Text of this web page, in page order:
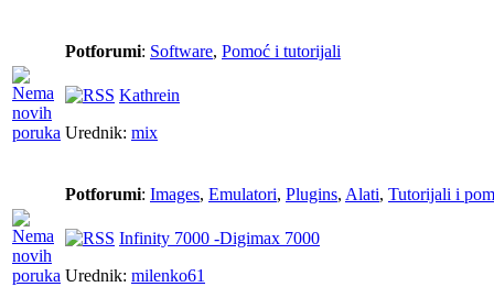
Potforumi: Software, Pomoć i tutorijali
Kathrein
Urednik: mix
Potforumi: Images, Emulatori, Plugins, Alati, Tutorijali i
Infinity 7000 -Digimax 7000
Urednik: milenko61